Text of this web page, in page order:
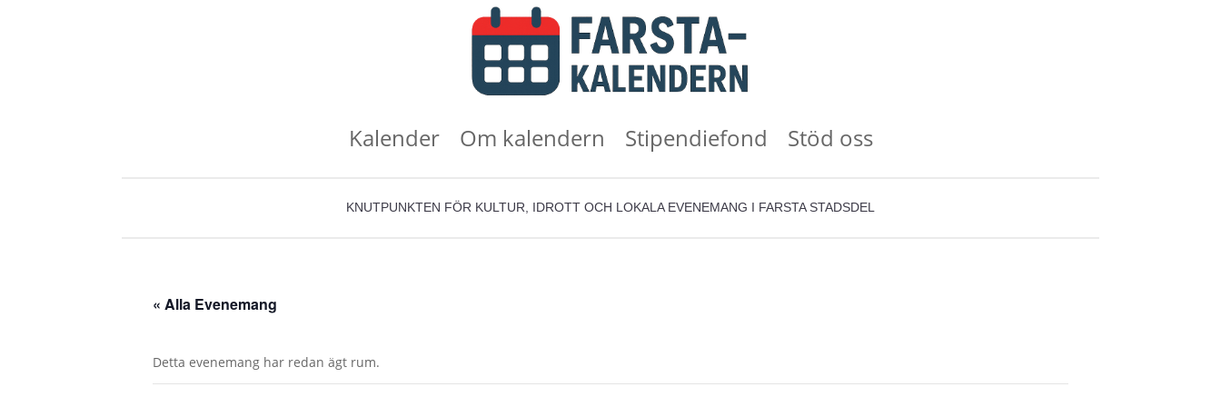
Kalender Om kalendern Stipendiefond Stöd oss
KNUTPUNKTEN FÖR KULTUR, IDROTT OCH LOKALA EVENEMANG I FARSTA STADSDEL
« Alla Evenemang
Detta evenemang har redan ägt rum.